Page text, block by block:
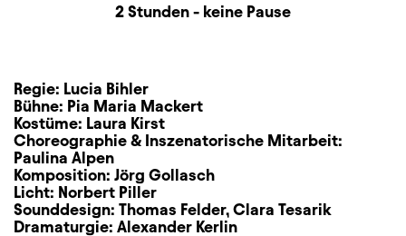
BeschreibungInformation
Dauer und Pausen2 Stunden - keine Pause
Regie: Lucia Bihler
Bühne: Pia Maria Mackert
Kostüme: Laura Kirst
Choreographie & Inszenatorische Mitarbeit:
Paulina Alpen
Komposition: Jörg Gollasch
Licht: Norbert Piller
Sounddesign: Thomas Felder, Clara Tesarik
Dramaturgie: Alexander Kerlin